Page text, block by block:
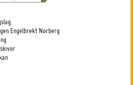
Engelbrekt Norberg